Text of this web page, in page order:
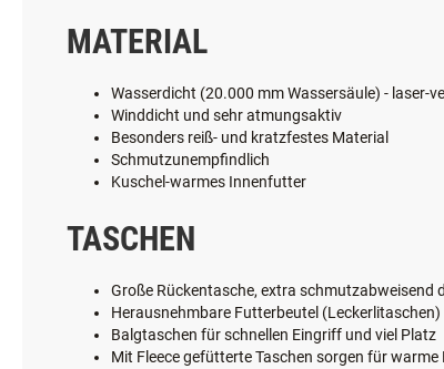
MATERIAL
Wasserdicht (20.000 mm Wassersäule) - laser-
Winddicht und sehr atmungsaktiv
Besonders reiß- und kratzfestes Material
Schmutzunempfindlich
Kuschel-warmes Innenfutter
TASCHEN
Große Rückentasche, extra schmutzabweisend
Herausnehmbare Futterbeutel (Leckerlitaschen)
Balgtaschen für schnellen Eingriff und viel Platz
Mit Fleece gefütterte Taschen sorgen für warme